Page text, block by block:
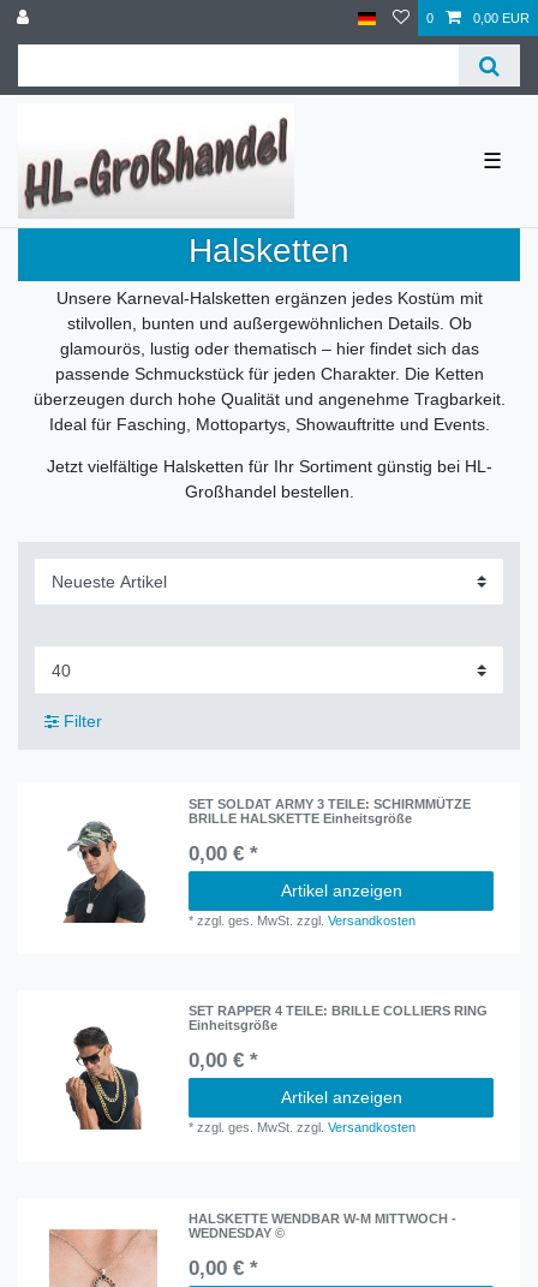
0 0,00 EUR
☰
Halsketten
Unsere Karneval-Halsketten ergänzen jedes Kostüm mit
stilvollen, bunten und außergewöhnlichen Details. Ob
glamourös, lustig oder thematisch – hier findet sich das
passende Schmuckstück für jeden Charakter. Die Ketten
überzeugen durch hohe Qualität und angenehme Tragbarkeit.
Ideal für Fasching, Mottopartys, Showauftritte und Events.
Jetzt vielfältige Halsketten für Ihr Sortiment günstig bei HL-
Großhandel bestellen.
Filter
SET SOLDAT ARMY 3 TEILE: SCHIRMMÜTZE
BRILLE HALSKETTE Einheitsgröße
0,00 € *
Artikel anzeigen
*zzgl. ges. MwSt. zzgl.Versandkosten
SET RAPPER 4 TEILE: BRILLE COLLIERS RING
Einheitsgröße
0,00 € *
Artikel anzeigen
*zzgl. ges. MwSt. zzgl.Versandkosten
HALSKETTE WENDBAR W-M MITTWOCH -
WEDNESDAY ©
0,00 € *